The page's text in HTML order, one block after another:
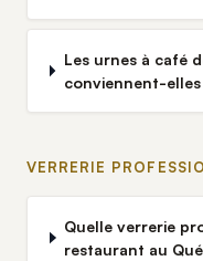
Les urnes à café
conviennent-
VERRERIE
Quelle verrerie
restaurant au